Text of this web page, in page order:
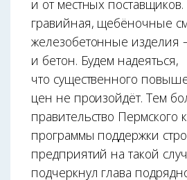
и от местных
гравийная, щебёночные
железобетонные изделия
и бетон. Будем надеяться,
что существенного
цен не произойдёт. Тем
правительство Пермского
программы поддержки
предприятий на такой
подчеркнул глава